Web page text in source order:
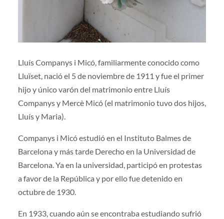
Lluís Companys i Micó, familiarmente conocido como
Lluïset, nació el 5 de noviembre de 1911 y fue el primer
hijo y único varón del matrimonio entre Lluís
Companys y Mercè Micó (el matrimonio tuvo dos hijos,
Lluís y Maria).
Companys i Micó estudió en el Instituto Balmes de
Barcelona y más tarde Derecho en la Universidad de
Barcelona. Ya en la universidad, participó en protestas
a favor de la República y por ello fue detenido en
octubre de 1930.
En 1933, cuando aún se encontraba estudiando sufrió